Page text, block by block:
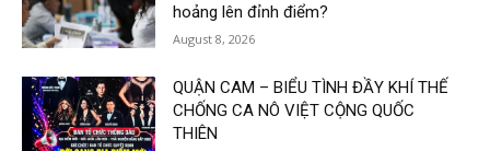
hoảng lên đỉnh điểm?
August 8, 2026
QUẬN CAM – BIỂU TÌNH ĐẦY KHÍ THẾ
CHỐNG CA NÔ VIỆT CỘNG QUỐC
THIÊN